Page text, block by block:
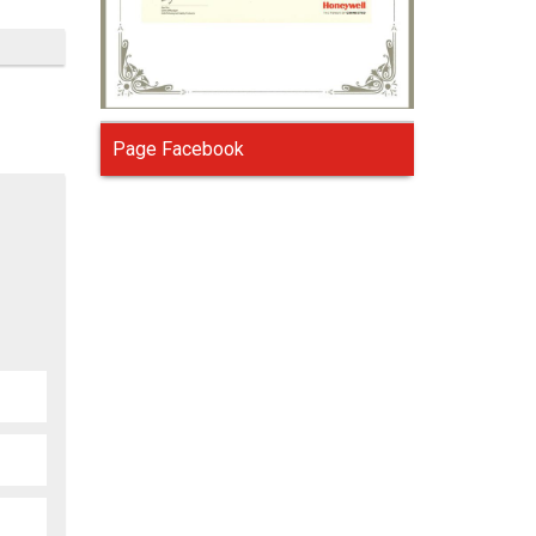
Page Facebook